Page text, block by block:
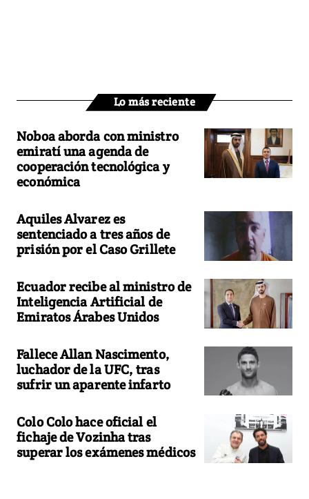
Lo más reciente
Noboa aborda con ministro
emiratí una agenda de
cooperación tecnológica y
económica
Aquiles Alvarez es
sentenciado a tres años de
prisión por el Caso Grillete
Ecuador recibe al ministro de
Inteligencia Artificial de
Emiratos Árabes Unidos
Fallece Allan Nascimento,
luchador de la UFC, tras
sufrir un aparente infarto
Colo Colo hace oficial el
fichaje de Vozinha tras
superar los exámenes médicos